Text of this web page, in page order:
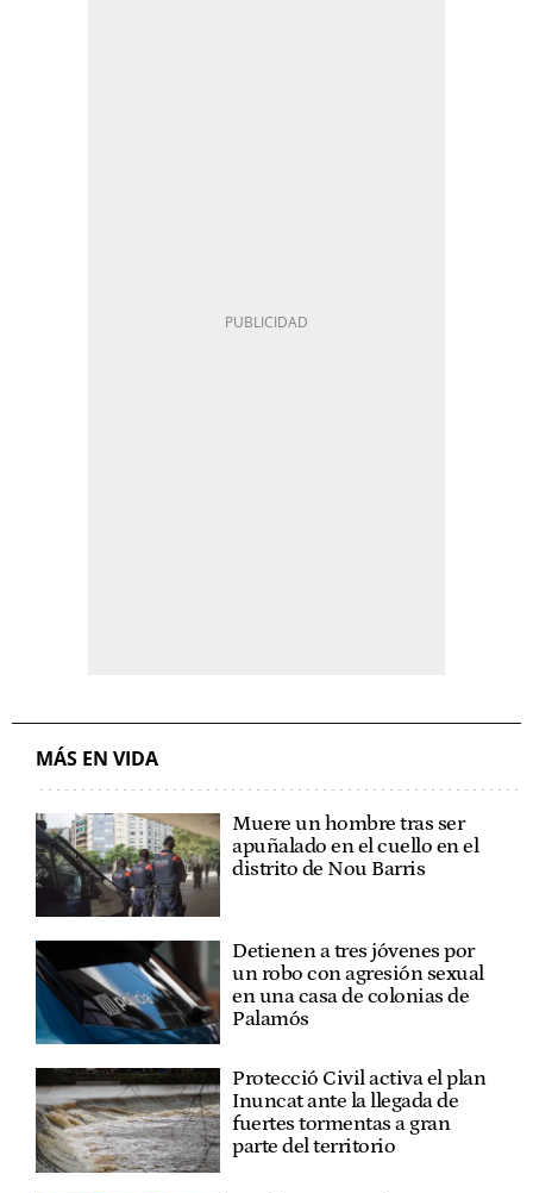
MÁS EN VIDA
Muere un hombre tras ser
apuñalado en el cuello en el
distrito de Nou Barris
Detienen a tres jóvenes por
un robo con agresión sexual
en una casa de colonias de
Palamós
Protecció Civil activa el plan
Inuncat ante la llegada de
fuertes tormentas a gran
parte del territorio